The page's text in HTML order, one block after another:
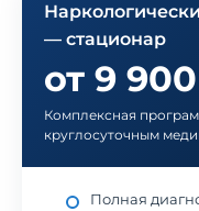
— стационар
от 9 900
Комплексная
круглосуточным
Полная